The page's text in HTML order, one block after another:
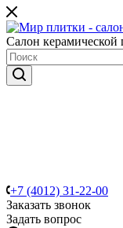
Салон керамической
+7 (4012) 31-22-00
Заказать звонок
Задать вопрос